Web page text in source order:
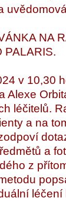
NA
PALARIS.
v 10,30
Alexe
léčitelů.
a na
a
z